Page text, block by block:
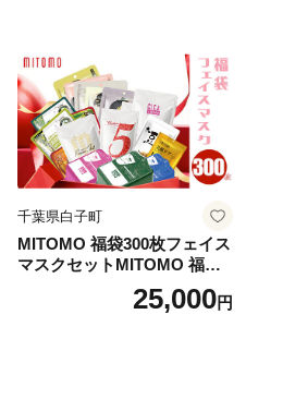
千葉県白子町
MITOMO 福袋300枚フェイス
マスクセットMITOMO 福袋3
00枚フェイスマスクセット
ふるさと納税 パック ファイ
25,000円